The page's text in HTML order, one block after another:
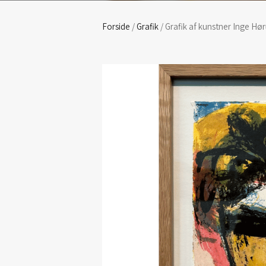
Forside /Grafik / Grafik af kunstner Inge